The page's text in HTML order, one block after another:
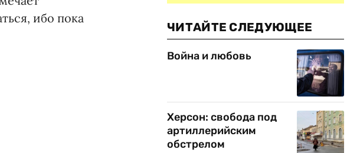
ибо пока
ЧИТАЙТЕ СЛЕДУЮЩЕЕ
Война и любовь
Херсон: свобода под
артиллерийским
обстрелом